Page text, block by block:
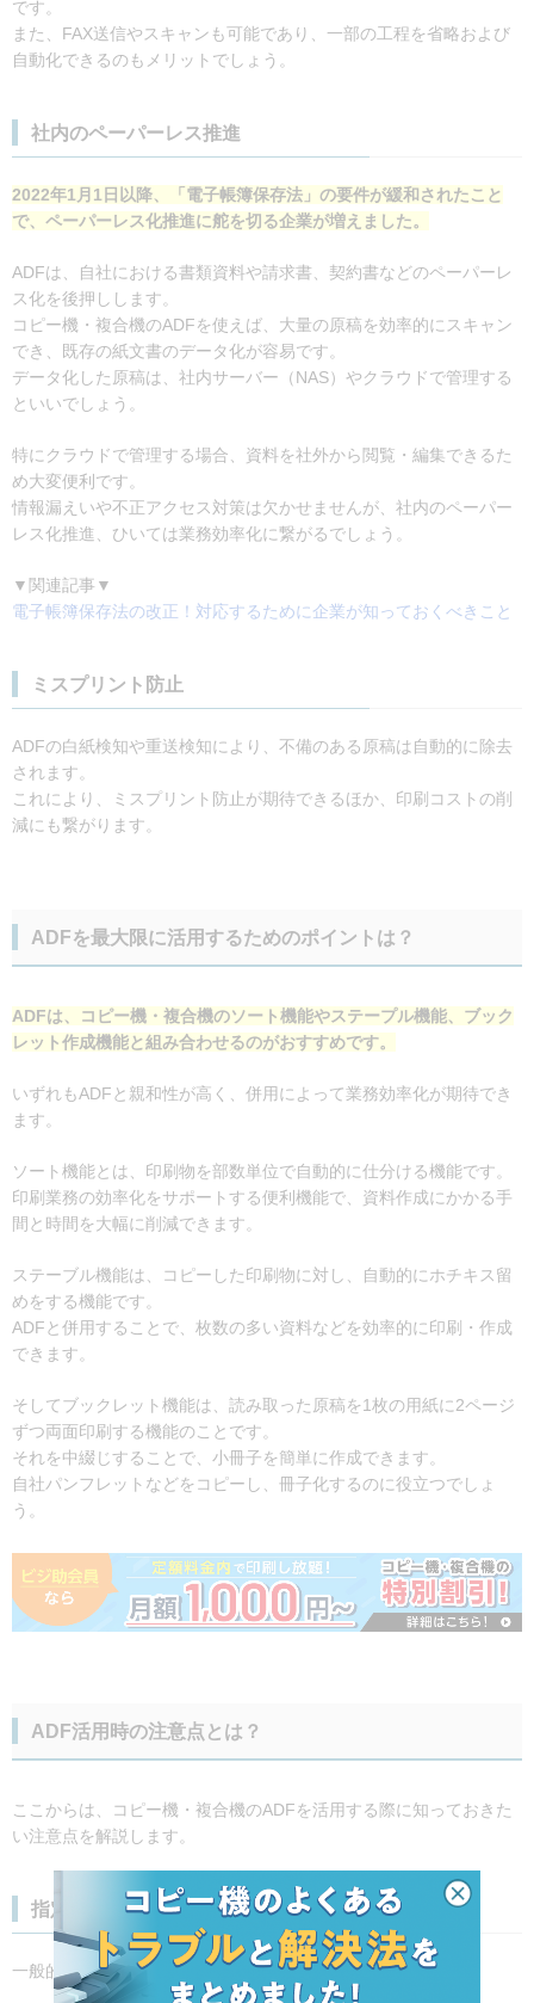
です。
また、FAX送信やスキャンも可能であり、一部の工程を省略および
自動化できるのもメリットでしょう。
社内のペーパーレス推進
2022年1月1日以降、「電子帳簿保存法」の要件が緩和されたこと
で、ペーパーレス化推進に舵を切る企業が増えました。
ADFは、自社における書類資料や請求書、契約書などのペーパーレ
ス化を後押しします。
コピー機・複合機のADFを使えば、大量の原稿を効率的にスキャン
でき、既存の紙文書のデータ化が容易です。
データ化した原稿は、社内サーバー（NAS）やクラウドで管理する
といいでしょう。
特にクラウドで管理する場合、資料を社外から閲覧・編集できるた
め大変便利です。
情報漏えいや不正アクセス対策は欠かせませんが、社内のペーパー
レス化推進、ひいては業務効率化に繋がるでしょう。
▼関連記事▼
電子帳簿保存法の改正！対応するために企業が知っておくべきこと
ミスプリント防止
ADFの白紙検知や重送検知により、不備のある原稿は自動的に除去
されます。
これにより、ミスプリント防止が期待できるほか、印刷コストの削
減にも繋がります。
ADFを最大限に活用するためのポイントは？
ADFは、コピー機・複合機のソート機能やステープル機能、ブック
レット作成機能と組み合わせるのがおすすめです。
いずれもADFと親和性が高く、併用によって業務効率化が期待でき
ます。
ソート機能とは、印刷物を部数単位で自動的に仕分ける機能です。
印刷業務の効率化をサポートする便利機能で、資料作成にかかる手
間と時間を大幅に削減できます。
ステーブル機能は、コピーした印刷物に対し、自動的にホチキス留
めをする機能です。
ADFと併用することで、枚数の多い資料などを効率的に印刷・作成
できます。
そしてブックレット機能は、読み取った原稿を1枚の用紙に2ページ
ずつ両面印刷する機能のことです。
それを中綴じすることで、小冊子を簡単に作成できます。
自社パンフレットなどをコピーし、冊子化するのに役立つでしょ
う。
ADF活用時の注意点とは？
ここからは、コピー機・複合機のADFを活用する際に知っておきた
い注意点を解説します。
指定の用紙以外は使えない可能性がある
一般的にADFは、以下の用紙に対応しています。